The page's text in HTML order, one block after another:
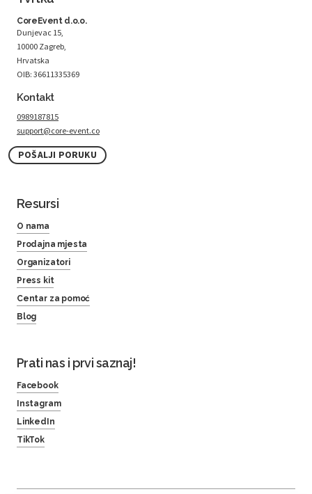
CoreEvent d.o.o.
Dunjevac 15,
10000 Zagreb,
Hrvatska
OIB: 36611335369
Kontakt
0989187815
support@core-event.co
POŠALJI PORUKU
Resursi
O nama
Prodajna mjesta
Organizatori
Press kit
Centar za pomoć
Blog
Prati nas i prvi saznaj!
Facebook
Instagram
LinkedIn
TikTok